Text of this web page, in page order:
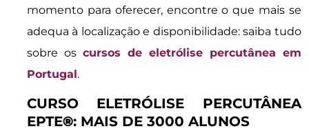
momento para oferecer, encontre o que mais se
adequa à localização e disponibilidade: saiba tudo
sobre os cursos de eletrólise percutânea em
Portugal.
CURSO ELETRÓLISE PERCUTÂNEA
EPTE®: MAIS DE 3000 ALUNOS